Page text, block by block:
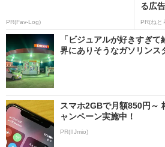
PR(Fav-Log)
る広
PR(ねと
「ビジュアルが好きすぎ
界にありそうなガソリンス
スマホ2GBで月額850円～
ャンペーン実施中！
PR(IIJmio)